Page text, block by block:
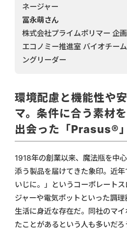
ネージャー
冨永萌さん
株式会社プライムポリマー 企
エコノミー推進室 バイオチー
ングリーダー
環境配慮と機能性や
マ。条件に合う素材
出会った「Prasus®」
1918年の創業以来、魔法瓶を中
添う製品を届けてきた象印。近
いじに。」というコーポレート
ジャーや電気ポットといった調理
生活に身近な存在だ。同社のマ
たことがあるという人も多いだろ